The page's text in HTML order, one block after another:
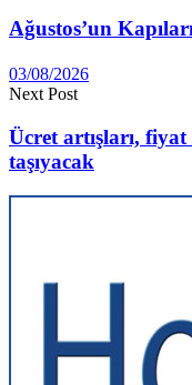
Ağustos’un
03/08/2026
Next Post
Ücret artışları, fiyat
taşıyacak